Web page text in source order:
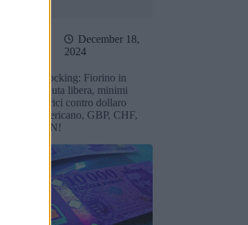
December 18,
2024
Shocking: Fiorino in
caduta libera, minimi
storici contro dollaro
americano, GBP, CHF,
PLN!